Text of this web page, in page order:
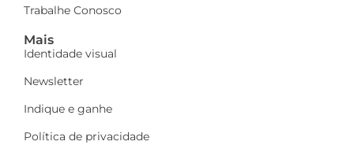
Trabalhe Conosco
Mais
Identidade visual
Newsletter
Indique e ganhe
Política de privacidade